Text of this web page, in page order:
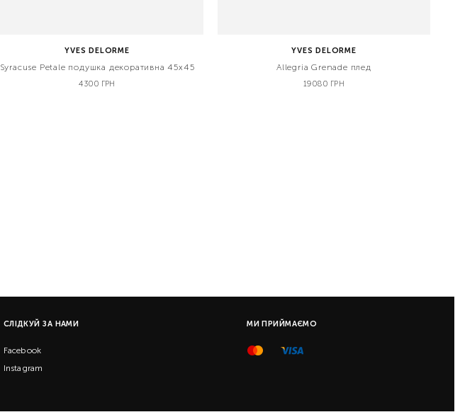
YVES DELORME
Syracuse Petale подушка декоративна 45х45
4300 ГРН
YVES DELORME
Allegria Grenade плед
19080 ГРН
СЛІДКУЙ ЗА НАМИ
Facebook
Instagram
МИ ПРИЙМАЄМО